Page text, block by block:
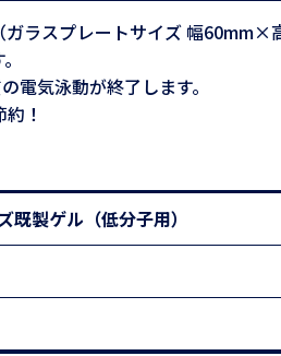
ガラスプレートサイズ 幅60mm×
電気泳動が終了します。
！
製ゲル（低分子用）